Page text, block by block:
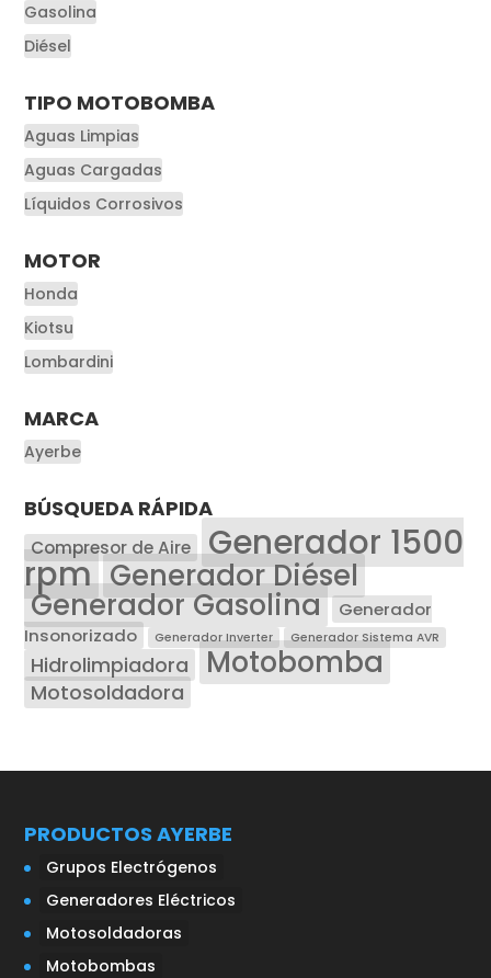
Gasolina
Diésel
TIPO MOTOBOMBA
Aguas Limpias
Aguas Cargadas
Líquidos Corrosivos
MOTOR
Honda
Kiotsu
Lombardini
MARCA
Ayerbe
BÚSQUEDA RÁPIDA
Compresor de Aire Generador 1500
rpm Generador Diésel
Generador Gasolina
Generador
Insonorizado
Generador Inverter Generador Sistema AVR
Hidrolimpiadora Motobomba
Motosoldadora
PRODUCTOS AYERBE
Grupos Electrógenos
Generadores Eléctricos
Motosoldadoras
Motobombas